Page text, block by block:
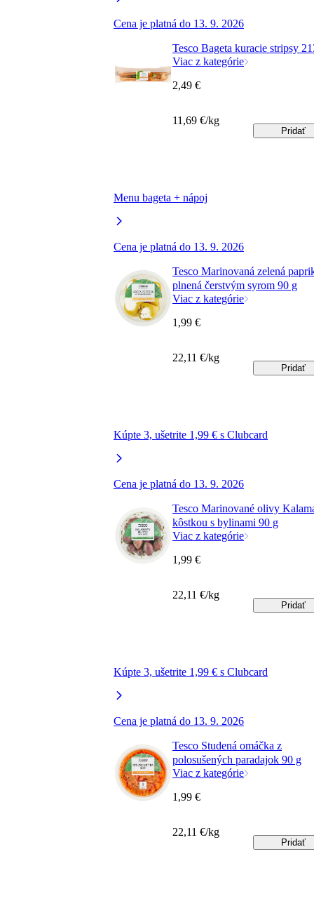
Cena je platná do 13. 9. 2026
Tesco Bageta kuracie stripsy
Viac z kategórie
Menu bageta + nápoj
Cena je platná do 13. 9. 2026
2,49 €
11,69 €/kg
Pridať
Tesco Marinovaná zelená
plnená čerstvým syrom 90 g
Viac z kategórie
Kúpte 3, ušetrite 1,99 € s Clubcard
Cena je platná do 13. 9. 2026
1,99 €
22,11 €/kg
Pridať
Tesco Marinované olivy
kôstkou s bylinami 90 g
Viac z kategórie
Kúpte 3, ušetrite 1,99 € s Clubcard
Cena je platná do 13. 9. 2026
1,99 €
22,11 €/kg
Pridať
Tesco Studená omáčka z
polosušených paradajok 90 g
Viac z kategórie
1,99 €
22,11 €/kg
Pridať